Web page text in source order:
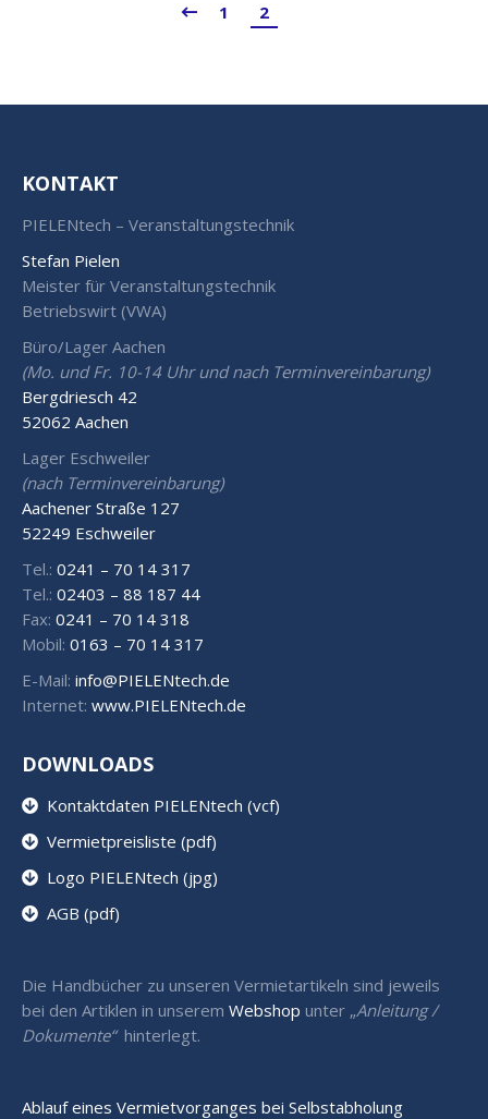
1 2
KONTAKT
PIELENtech – Veranstaltungstechnik
Stefan Pielen
Meister für Veranstaltungstechnik
Betriebswirt (VWA)
Büro/Lager Aachen
(Mo. und Fr. 10-14 Uhr und nach Terminvereinbarung)
Bergdriesch 42
52062 Aachen
Lager Eschweiler
(nach Terminvereinbarung)
Aachener Straße 127
52249 Eschweiler
Tel.: 0241 – 70 14 317
Tel.: 02403 – 88 187 44
Fax: 0241 – 70 14 318
Mobil: 0163 – 70 14 317
E-Mail: info@PIELENtech.de
Internet: www.PIELENtech.de
DOWNLOADS
Kontaktdaten PIELENtech (vcf)
Vermietpreisliste (pdf)
Logo PIELENtech (jpg)
AGB (pdf)
Die Handbücher zu unseren Vermietartikeln sind jeweils
bei den Artiklen in unserem Webshop unter „Anleitung /
Dokumente“ hinterlegt.
Ablauf eines Vermietvorganges bei Selbstabholung